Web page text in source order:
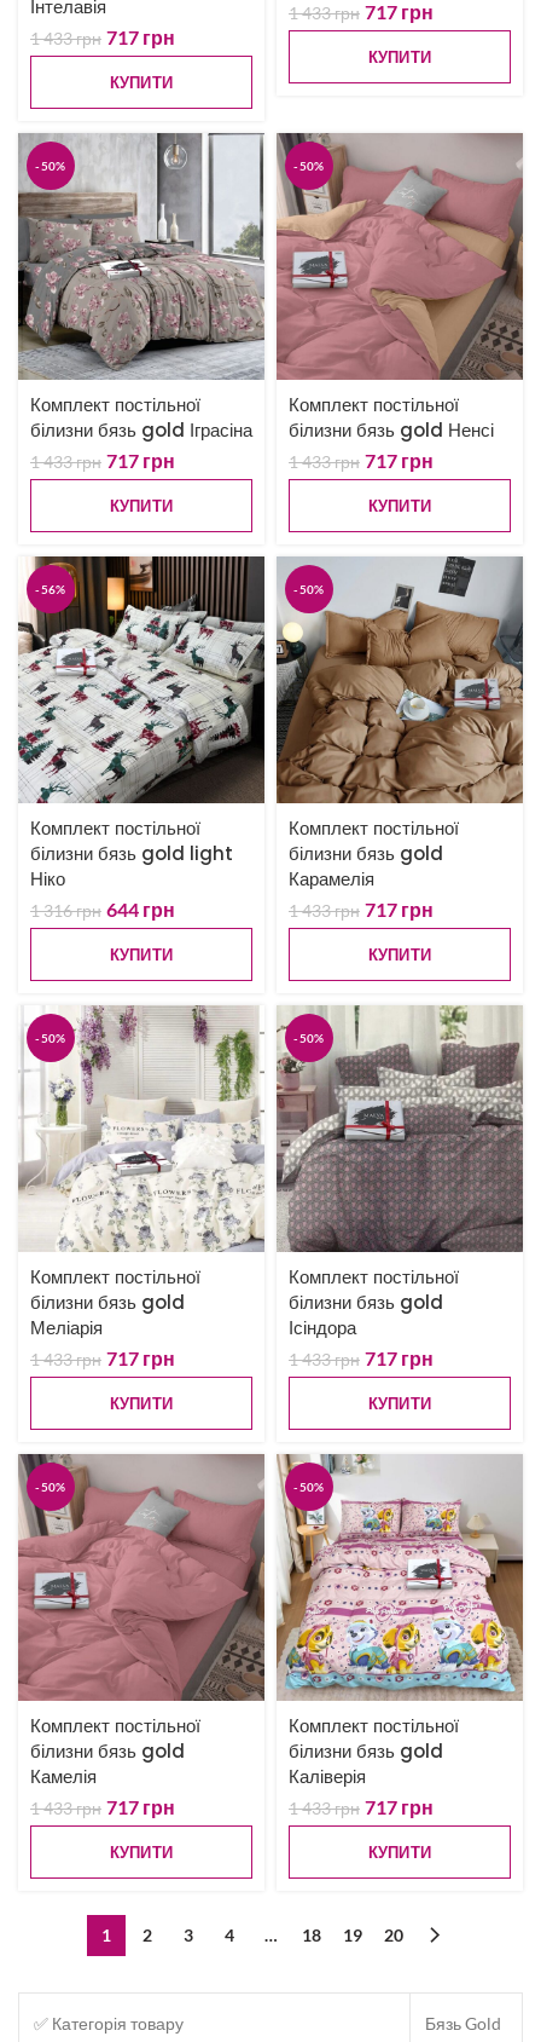
Інтелавія
1 433грн 717 грн
КУПИТИ
1 433грн 717 грн
КУПИТИ
-50%
Комплект постільної
білизни бязь gold Іграсіна
1 433грн 717 грн
КУПИТИ
-50%
Комплект постільної
білизни бязь gold Ненсі
1 433грн 717 грн
КУПИТИ
-56%
Комплект постільної
білизни бязь gold light
Ніко
1 316грн 644 грн
КУПИТИ
-50%
Комплект постільної
білизни бязь gold
Карамелія
1 433грн 717 грн
КУПИТИ
-50%
Комплект постільної
білизни бязь gold
Меліарія
1 433грн 717 грн
КУПИТИ
-50%
Комплект постільної
білизни бязь gold
Ісіндора
1 433грн 717 грн
КУПИТИ
-50%
Комплект постільної
білизни бязь gold
Камелія
1 433грн 717 грн
КУПИТИ
-50%
Комплект постільної
білизни бязь gold
Каліверія
1 433грн 717 грн
КУПИТИ
1 2 3 4 … 18 19 20
✅ Категорія товару Бязь Gold